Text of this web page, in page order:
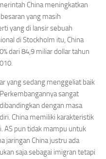
China meningkatkan
yang masih
yang di lansir sebuah
di Stockholm itu, China
dari 84,9 miliar dollar tahun
yang sedang menggeliat baik
sangat
dengan masa
China memiliki karakteristik
AS pun tidak mampu untuk
jaringan China justru ada
saja sebagai imigran tetapi